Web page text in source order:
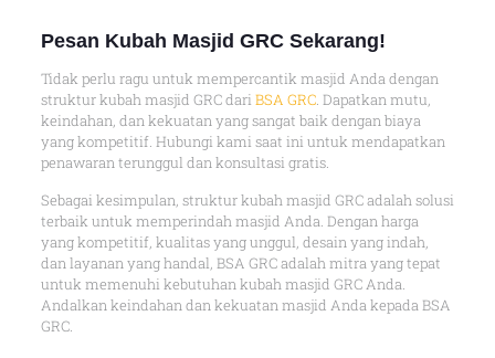
Pesan Kubah Masjid GRC Sekarang!
Tidak perlu ragu untuk mempercantik masjid Anda dengan
struktur kubah masjid GRC dari BSA GRC. Dapatkan mutu,
keindahan, dan kekuatan yang sangat baik dengan biaya
yang kompetitif. Hubungi kami saat ini untuk mendapatkan
penawaran terunggul dan konsultasi gratis.
Sebagai kesimpulan, struktur kubah masjid GRC adalah solusi
terbaik untuk memperindah masjid Anda. Dengan harga
yang kompetitif, kualitas yang unggul, desain yang indah,
dan layanan yang handal, BSA GRC adalah mitra yang tepat
untuk memenuhi kebutuhan kubah masjid GRC Anda.
Andalkan keindahan dan kekuatan masjid Anda kepada BSA
GRC.